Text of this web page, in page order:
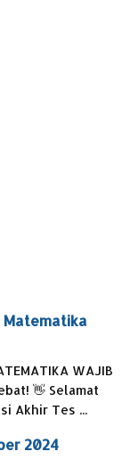
Matematika
WAJIB
👋 Selamat
Akhir Tes ...
2024